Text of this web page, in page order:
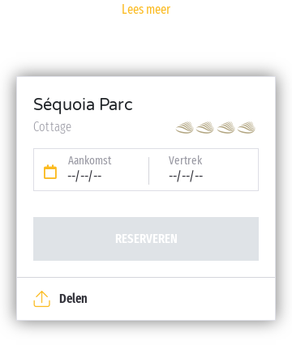
Lees meer
Séquoia Parc
Cottage
Aankomst
--/--/--
Vertrek
--/--/--
RESERVEREN
Delen